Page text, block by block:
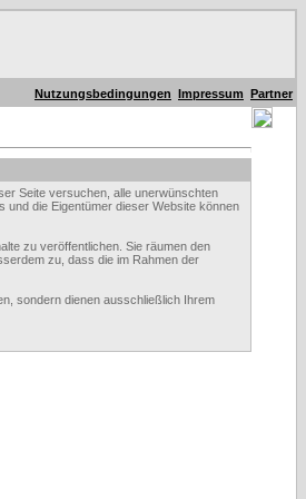
Nutzungsbedingungen Impressum Partner
Seite versuchen, alle unerwünschten
und die Eigentümer dieser Website können
zu veröffentlichen. Sie räumen den
zu, dass die im Rahmen der
sondern dienen ausschließlich Ihrem